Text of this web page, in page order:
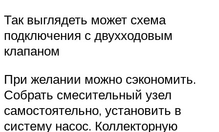
Так выглядеть может схема
подключения с двухходовым
клапаном
При желании можно сэкономить.
Собрать смесительный узел
самостоятельно, установить в
систему насос. Коллекторную